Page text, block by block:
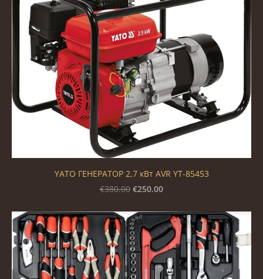
YATO ГЕНЕРАТОР 2,7 кВт AVR YT-85453
€380.00 €250.00